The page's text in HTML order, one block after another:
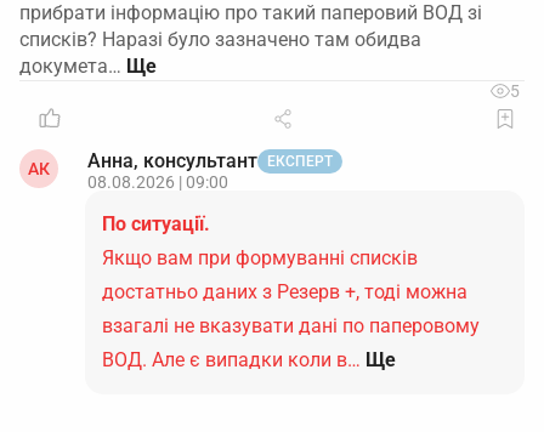
прибрати інформацію про такий паперовий ВОД зі
списків? Наразі було зазначено там обидва
докумета…
5
АК Анна, консультант ЕКСПЕРТ
08.08.2026 | 09:00
По ситуації.
Якщо вам при формуванні списків
достатньо даних з Резерв +, тоді можна
взагалі не вказувати дані по паперовому
ВОД. Але є випадки коли в… Ще